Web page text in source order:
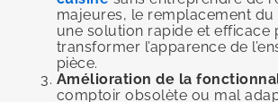
majeures, le remplacement
une solution rapide et efficace
transformer l’apparence de
pièce.
Amélioration de la
comptoir obsolète ou mal